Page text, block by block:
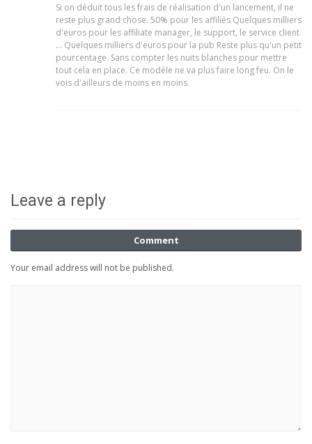
Si on déduit tous les frais de réalisation d'un lancement, il ne
reste plus grand chose. 50% pour les affiliés Quelques milliers
d'euros pour les affiliate manager, le support, le service client
... Quelques milliers d'euros pour la pub Reste plus qu'un petit
pourcentage. Sans compter les nuits blanches pour mettre
tout cela en place. Ce modèle ne va plus faire long feu. On le
vois d'ailleurs de moins en moins.
Leave a reply
Comment
Your email address will not be published.